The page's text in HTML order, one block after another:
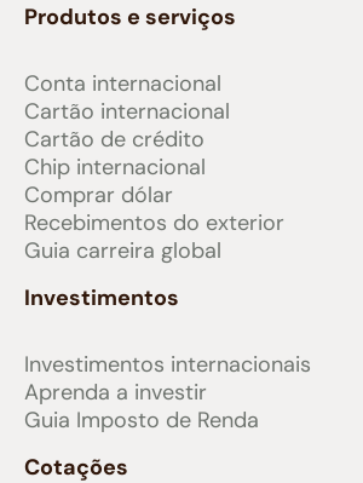
Produtos e serviços
Conta internacional
Cartão internacional
Cartão de crédito
Chip internacional
Comprar dólar
Recebimentos do exterior
Guia carreira global
Investimentos
Investimentos internacionais
Aprenda a investir
Guia Imposto de Renda
Cotações